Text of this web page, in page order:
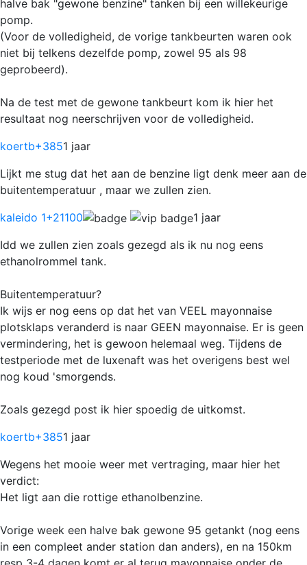
halve bak "gewone benzine" tanken bij een willekeurige
pomp.
(Voor de volledigheid, de vorige tankbeurten waren ook
niet bij telkens dezelfde pomp, zowel 95 als 98
geprobeerd).
Na de test met de gewone tankbeurt kom ik hier het
resultaat nog neerschrijven voor de volledigheid.
koertb+3851 jaar
Lijkt me stug dat het aan de benzine ligt denk meer aan de
buitentemperatuur , maar we zullen zien.
kaleido 1+21100
1 jaar
Idd we zullen zien zoals gezegd als ik nu nog eens
ethanolrommel tank.
Buitentemperatuur?
Ik wijs er nog eens op dat het van VEEL mayonnaise
plotsklaps veranderd is naar GEEN mayonnaise. Er is geen
vermindering, het is gewoon helemaal weg. Tijdens de
testperiode met de luxenaft was het overigens best wel
nog koud 'smorgends.
Zoals gezegd post ik hier spoedig de uitkomst.
koertb+3851 jaar
Wegens het mooie weer met vertraging, maar hier het
verdict:
Het ligt aan die rottige ethanolbenzine.
Vorige week een halve bak gewone 95 getankt (nog eens
in een compleet ander station dan anders), en na 150km